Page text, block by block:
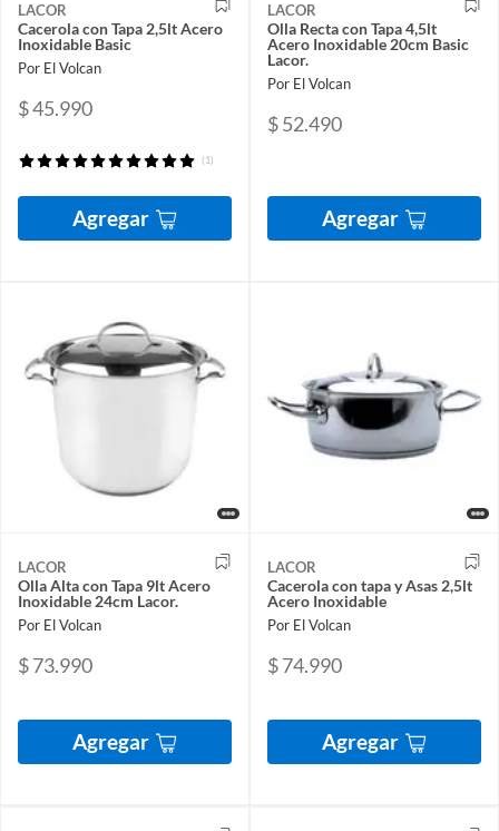
LACOR
Cacerola con Tapa 2,5lt Acero
Inoxidable Basic
Por El Volcan
$ 45.990
(1)
Agregar
LACOR
Olla Recta con Tapa 4,5lt
Acero Inoxidable 20cm Basic
Lacor.
Por El Volcan
$ 52.490
Agregar
LACOR
Olla Alta con Tapa 9lt Acero
Inoxidable 24cm Lacor.
Por El Volcan
$ 73.990
Agregar
LACOR
Cacerola con tapa y Asas 2,5lt
Acero Inoxidable
Por El Volcan
$ 74.990
Agregar